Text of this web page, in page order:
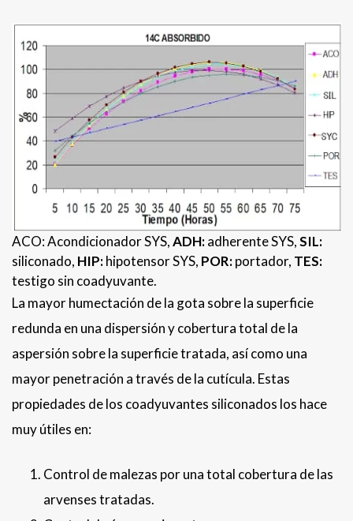
ACO: Acondicionador SYS,ADH:adherente SYS,SIL:
siliconado, HIP:hipotensor SYS, POR:portador, TES:
testigo sin coadyuvante.
La mayor humectación de la gota sobre la superficie
redunda en una dispersión y cobertura total de la
aspersión sobre la superficie tratada, así como una
mayor penetración a través de la cutícula. Estas
propiedades de los coadyuvantes siliconados los hace
muy útiles en:
Control de malezas por una total cobertura de las
arvenses tratadas.